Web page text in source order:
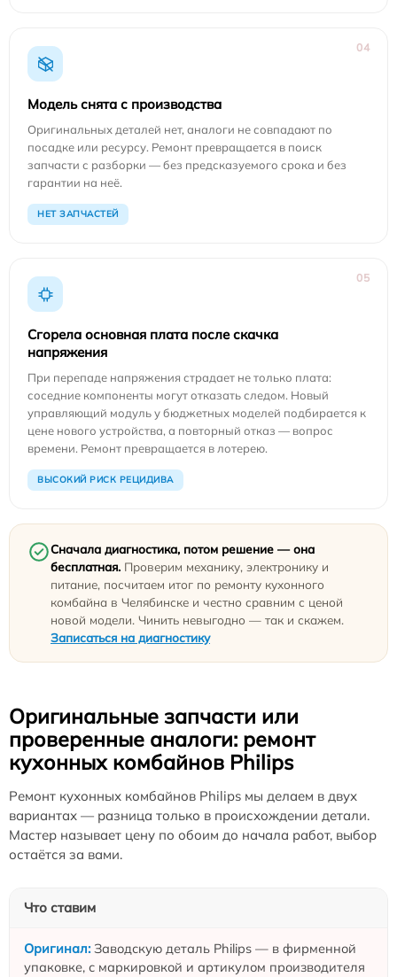
04
Модель снята с производства
Оригинальных деталей нет, аналоги не совпадают по
посадке или ресурсу. Ремонт превращается в поиск
запчасти с разборки — без предсказуемого срока и без
гарантии на неё.
НЕТ ЗАПЧАСТЕЙ
05
Сгорела основная плата после скачка
напряжения
При перепаде напряжения страдает не только плата:
соседние компоненты могут отказать следом. Новый
управляющий модуль у бюджетных моделей подбирается к
цене нового устройства, а повторный отказ — вопрос
времени. Ремонт превращается в лотерею.
ВЫСОКИЙ РИСК РЕЦИДИВА
Сначала диагностика, потом решение — она
бесплатная. Проверим механику, электронику и
питание, посчитаем итог по ремонту кухонного
комбайна в Челябинске и честно сравним с ценой
новой модели. Чинить невыгодно — так и скажем.
Записаться на диагностику
Оригинальные запчасти или
проверенные аналоги: ремонт
кухонных комбайнов Philips
Ремонт кухонных комбайнов Philips мы делаем в двух
вариантах — разница только в происхождении детали.
Мастер называет цену по обоим до начала работ, выбор
остаётся за вами.
Что ставим
Заводскую деталь Philips — в фирменной
упаковке, с маркировкой и артикулом производителя